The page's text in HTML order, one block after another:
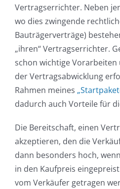
Vertragserrichter. Neben
wo dies zwingende
Bauträgerverträge)
„ihren“ Vertragserrichter.
schon wichtige
der Vertragsabwicklung
Rahmen meines
dadurch auch Vorteile für
Die Bereitschaft, einen
akzeptieren, den die
dann besonders hoch,
in den Kaufpreis
vom Verkäufer getragen